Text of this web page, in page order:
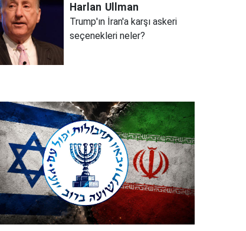
Harlan Ullman
Trump'ın İran'a karşı askeri
seçenekleri neler?